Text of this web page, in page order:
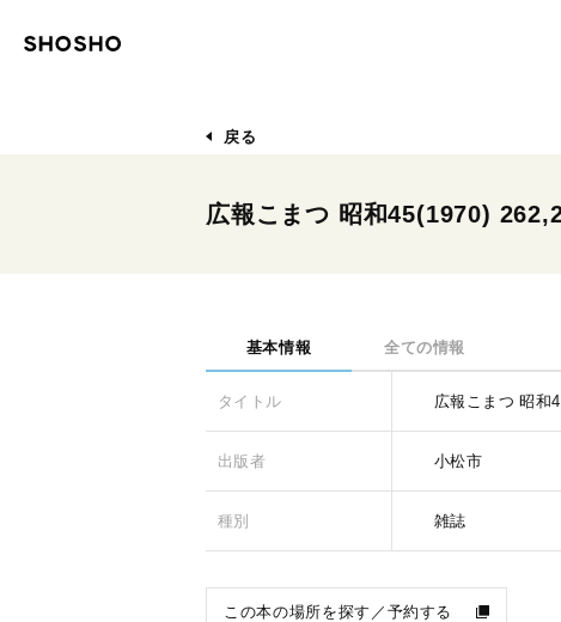
戻る
広報こまつ 昭和45(1970)
基本情報 全ての情報
タイトル 広報こまつ 昭和
出版者 小松市
種別 雑誌
この本の場所を探す／予約する